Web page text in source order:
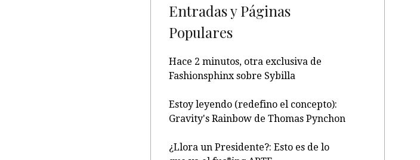
Entradas y Páginas
Populares
Hace 2 minutos, otra exclusiva de
Fashionsphinx sobre Sybilla
Estoy leyendo (redefino el concepto):
Gravity's Rainbow de Thomas Pynchon
¿Llora un Presidente?: Esto es de lo